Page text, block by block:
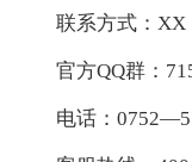
联系方式：XX
官方QQ群：
电话：